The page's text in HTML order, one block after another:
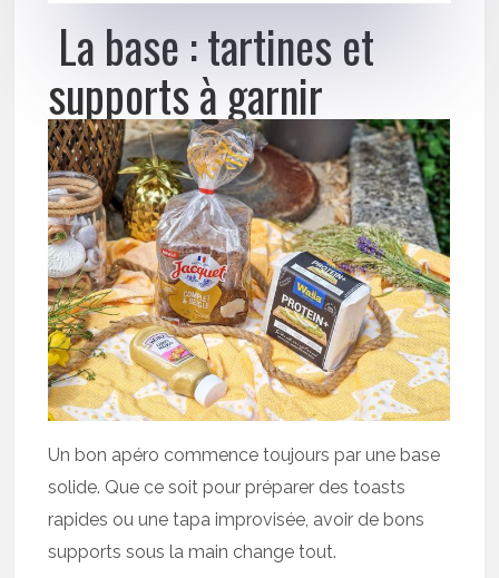
La base : tartines et
supports à garnir
Un bon apéro commence toujours par une base
solide. Que ce soit pour préparer des toasts
rapides ou une tapa improvisée, avoir de bons
supports sous la main change tout.